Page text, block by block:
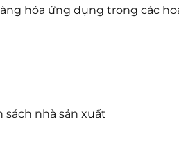
hóa ứng dụng trong các
nhà sản xuất